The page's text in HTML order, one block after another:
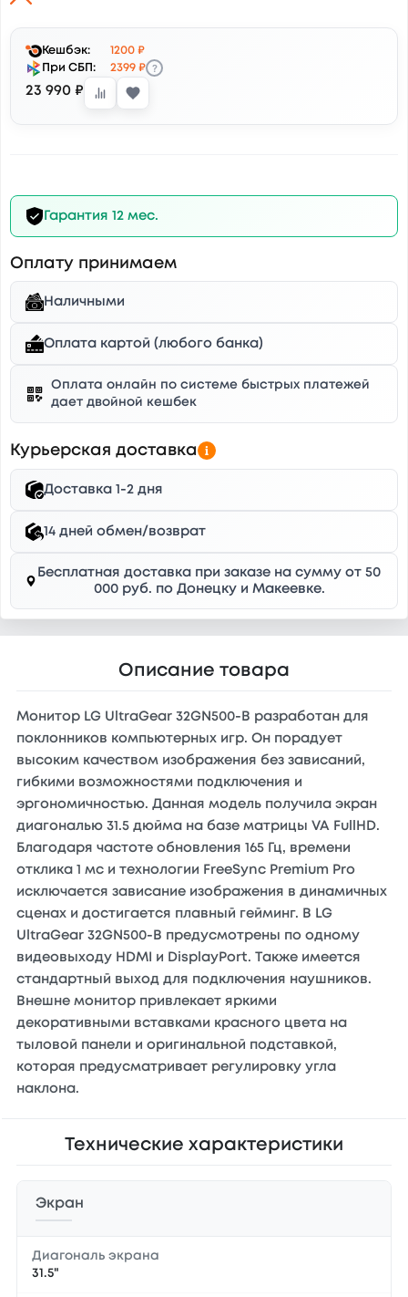
Кешбэк:
1200 ₽
При СБП:
2399 ₽ ?
23 990 ₽
Гарантия 12 мес.
Оплату принимаем
Наличными
Оплата картой (любого банка)
Оплата онлайн по системе быстрых платежей
дает двойной кешбек
Курьерская доставка
Доставка 1-2 дня
14 дней обмен/возврат
Бесплатная доставка при заказе на сумму от 50
000 руб. по Донецку и Макеевке.
Описание товара
Монитор LG UltraGear 32GN500-B разработан для
поклонников компьютерных игр. Он порадует
высоким качеством изображения без зависаний,
гибкими возможностями подключения и
эргономичностью. Данная модель получила экран
диагональю 31.5 дюйма на базе матрицы VA FullHD.
Благодаря частоте обновления 165 Гц, времени
отклика 1 мс и технологии FreeSync Premium Pro
исключается зависание изображения в динамичных
сценах и достигается плавный гейминг. В LG
UltraGear 32GN500-B предусмотрены по одному
видеовыходу HDMI и DisplayPort. Также имеется
стандартный выход для подключения наушников.
Внешне монитор привлекает яркими
декоративными вставками красного цвета на
тыловой панели и оригинальной подставкой,
которая предусматривает регулировку угла
наклона.
Технические характеристики
Экран
Диагональ экрана
31.5"